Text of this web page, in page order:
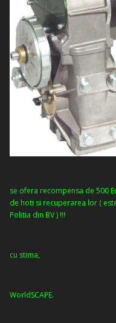
se ofera recompensa de 500
de hoti si recuperarea lor (
Politia din BV ) !!!
cu stima,
WorldSCAPE.